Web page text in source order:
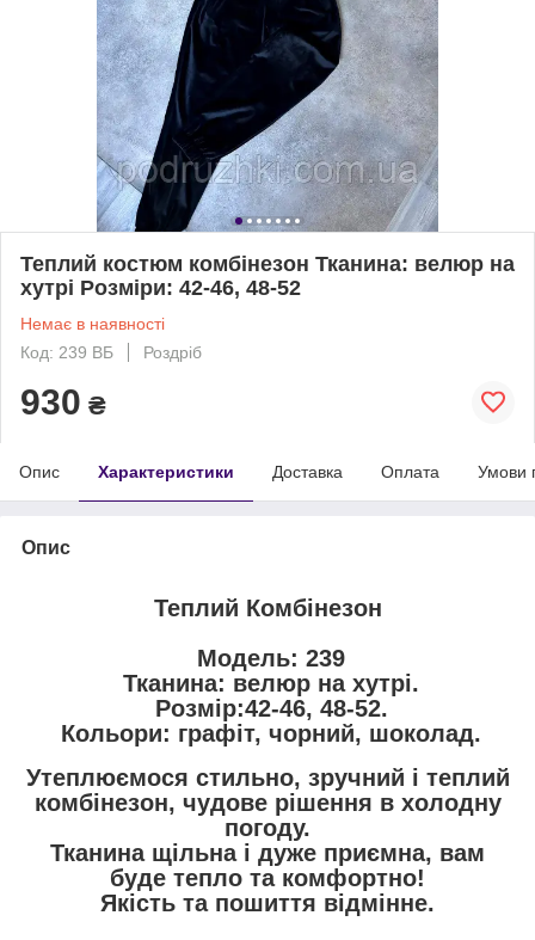
Теплий костюм комбінезон Тканина: велюр на
хутрі Розміри: 42-46, 48-52
Немає в наявності
Код: 239 ВБ
Роздріб
930 ₴
Опис Характеристики Доставка Оплата Умови
Опис
Теплий Комбінезон
Модель: 239
Тканина: велюр на хутрі.
Розмір:42-46, 48-52.
Кольори: графіт, чорний, шоколад.
Утеплюємося стильно, зручний і теплий
комбінезон, чудове рішення в холодну
погоду.
Тканина щільна і дуже приємна, вам
буде тепло та комфортно!
Якість та пошиття відмінне.